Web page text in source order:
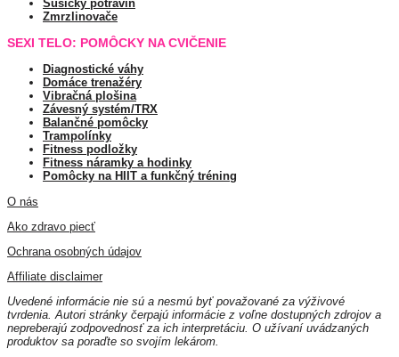
Sušičky potravín
Zmrzlinovače
SEXI TELO: POMÔCKY NA CVIČENIE
Diagnostické váhy
Domáce trenažéry
Vibračná plošina
Závesný systém/TRX
Balančné pomôcky
Trampolínky
Fitness podložky
Fitness náramky a hodinky
Pomôcky na HIIT a funkčný tréning
O nás
Ako zdravo piecť
Ochrana osobných údajov
Affiliate disclaimer
Uvedené informácie nie sú a nesmú byť považované za výživové
tvrdenia. Autori stránky čerpajú informácie z voľne dostupných zdrojov a
nepreberajú zodpovednosť za ich interpretáciu. O užívaní uvádzaných
produktov sa poraďte so svojím lekárom.